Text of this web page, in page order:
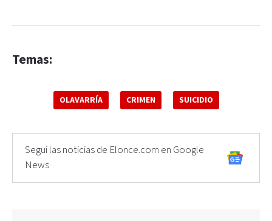
Temas:
OLAVARRÍA CRIMEN SUICIDIO
Seguí las noticias de Elonce.com en Google
News